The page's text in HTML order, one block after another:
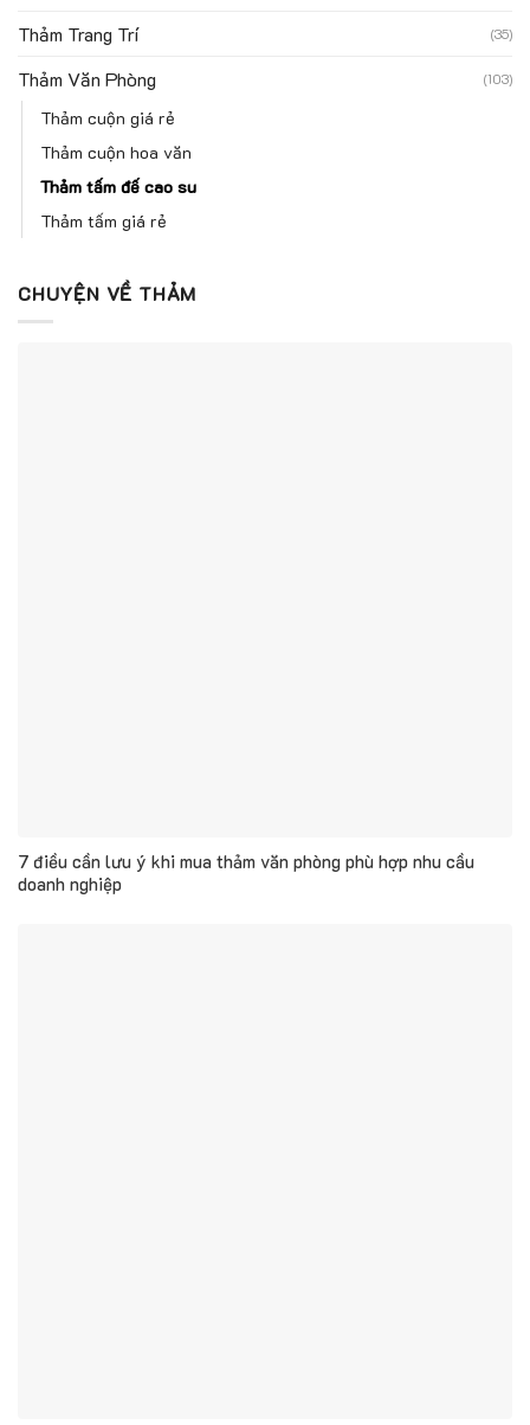
Thảm Trang Trí
(35)
Thảm Văn Phòng (103)
Thảm cuộn giá rẻ
Thảm cuộn hoa văn
Thảm tấm đế cao su
Thảm tấm giá rẻ
CHUYỆN VỀ THẢM
7 điều cần lưu ý khi mua thảm văn phòng phù hợp nhu cầu
doanh nghiệp